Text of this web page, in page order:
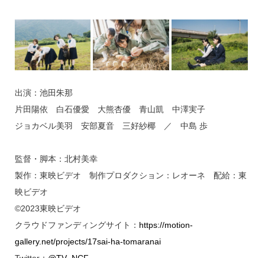
出演：池田朱那
片田陽依 白石優愛 大熊杏優 青山凱 中澤実子
ジョカベル美羽 安部夏音 三好紗椰 ／ 中島 歩
監督・脚本：北村美幸
製作：東映ビデオ 制作プロダクション：レオーネ 配給：東
映ビデオ
©2023東映ビデオ
クラウドファンディングサイト： https://motion-
gallery.net/projects/17sai-ha-tomaranai